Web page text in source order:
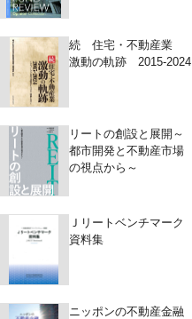
続 住宅・不動産業
激動の軌跡 2015-2024
リートの創設と展開～
都市開発と不動産市場
の視点から～
Ｊリートベンチマーク
資料集
ニッポンの不動産金融